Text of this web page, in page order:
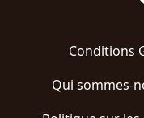
Conditions
Qui sommes-